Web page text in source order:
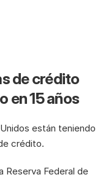
de crédito
en 15 años
están teniendo
crédito.
Reserva Federal de